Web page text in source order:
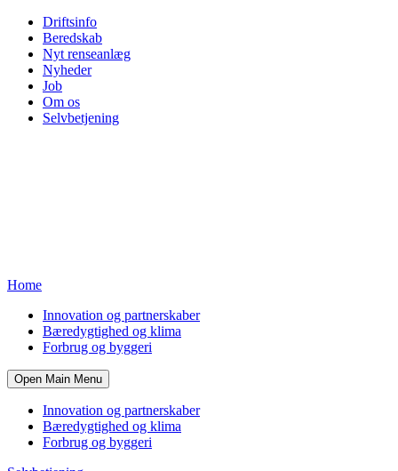
Driftsinfo
Beredskab
Nyt renseanlæg
Nyheder
Job
Om os
Selvbetjening
Home
Innovation og partnerskaber
Bæredygtighed og klima
Forbrug og byggeri
Open Main Menu
Innovation og partnerskaber
Bæredygtighed og klima
Forbrug og byggeri